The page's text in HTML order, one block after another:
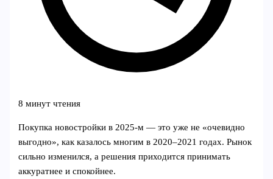
8 минут чтения
Покупка новостройки в 2025‑м — это уже не «очевидно
выгодно», как казалось многим в 2020–2021 годах. Рынок
сильно изменился, а решения приходится принимать
аккуратнее и спокойнее.